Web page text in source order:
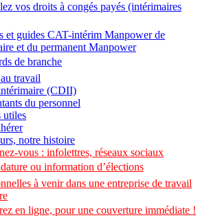
vos droits à congés payés (intérimaires
et guides CAT-intérim Manpower de
et du permanent Manpower
de branche
travail
(CDII)
du personnel
utiles
notre histoire
vous : infolettres, réseaux sociaux
ou information d’élections
à venir dans une entreprise de travail
en ligne, pour une couverture immédiate !